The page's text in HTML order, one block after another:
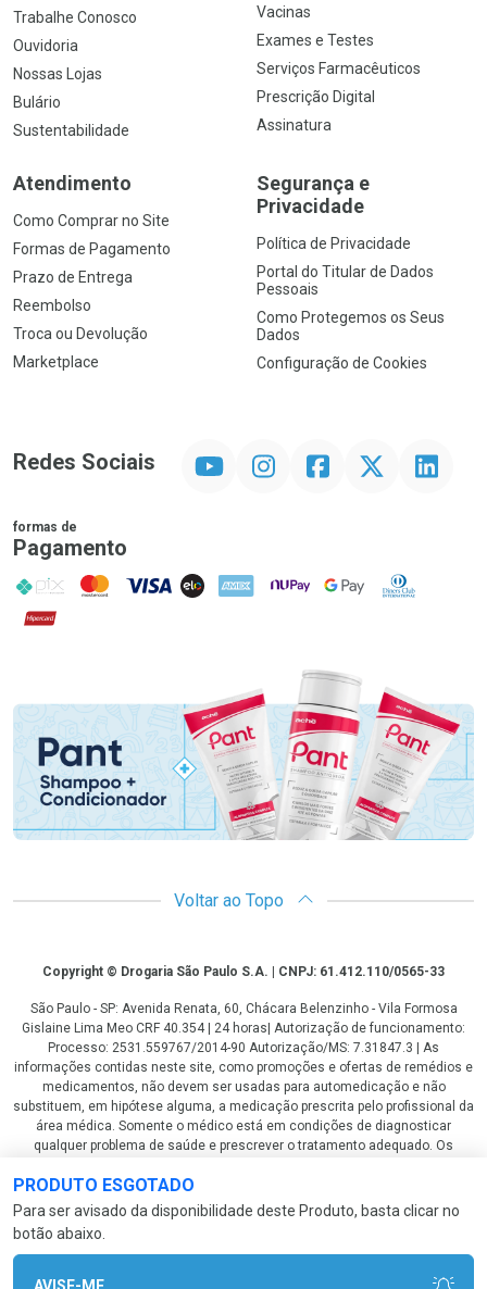
PRODUTO ESGOTADO
Para ser avisado da disponibilidade deste Produto, basta clicar no
botão abaixo.
AVISE-ME
Trabalhe Conosco
Ouvidoria
Nossas Lojas
Bulário
Sustentabilidade
Vacinas
Exames e Testes
Serviços Farmacêuticos
Prescrição Digital
Assinatura
Atendimento
Como Comprar no Site
Formas de Pagamento
Prazo de Entrega
Reembolso
Troca ou Devolução
Marketplace
Segurança e
Privacidade
Política de Privacidade
Portal do Titular de Dados
Pessoais
Como Protegemos os Seus
Dados
Configuração de Cookies
Redes Sociais InstagramFacebookTwitter Linkedin
formas de
Pagamento
PIX MasterCard
VISA ELO AMEX NuPay Google PayDiners Club
Hipercard
Promoção em Destaque
Voltar ao Topo
CopyrightCopyright © Drogaria São Paulo S.A. | CNPJ: 61.412.110/0565-33
São Paulo - SP: Avenida Renata, 60, Chácara Belenzinho - Vila Formosa
Gislaine Lima Meo CRF 40.354 | 24 horas| Autorização de funcionamento:
Processo: 2531.559767/2014-90 Autorização/MS: 7.31847.3 | As
informações contidas neste site, como promoções e ofertas de remédios e
medicamentos, não devem ser usadas para automedicação e não
substituem, em hipótese alguma, a medicação prescrita pelo profissional da
área médica. Somente o médico está em condições de diagnosticar
qualquer problema de saúde e prescrever o tratamento adequado. Os
fotos contidas em nosso site são meramente ilustrativas. *Preços e
disponibilidade sujeitos a alterações no decorrer do dia. Antibióticos e
antimicrobianos vendas apenas em lojas físicas ou televendas. Portaria nº
344 - 01/02/1999 - Ministério da Saúde. Horário de funcionamento Central